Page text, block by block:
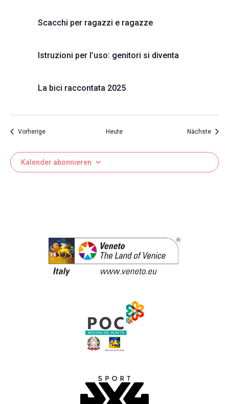
Scacchi per ragazzi e ragazze
Istruzioni per l’uso: genitori si diventa
La bici raccontata 2025
VorherigeVeranstaltungen Heute Nächste
Kalender abonnieren